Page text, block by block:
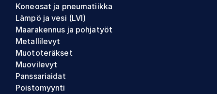
Koneosat ja pneumatiikka
Lämpö ja vesi (LVI)
Maarakennus ja pohjatyöt
Metallilevyt
Muototeräkset
Muovilevyt
Panssariaidat
Poistomyynti